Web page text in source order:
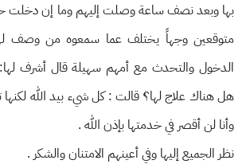
بها وبعد نصف ساعة وصلت إليهم وما إن دخلت
متوقعين وجهاً يختلف عما سمعوه من وصف
الدخول والتحدث مع أمهم سهيلة قال أشرف لها:
هل هناك علاج لها؟ٕ قالت : كل شيء بيد الله لكنها
وأنا لن أقصر في خدمتها بإذن الله .
نظر الجميع إليها وفي أعينهم الامتنان والشكر .